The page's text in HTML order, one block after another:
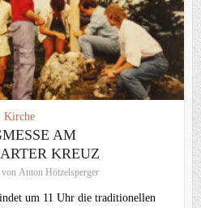
Kirche
AM
KREUZ
von Anton Hötzelsperger
um 11 Uhr die traditionellen